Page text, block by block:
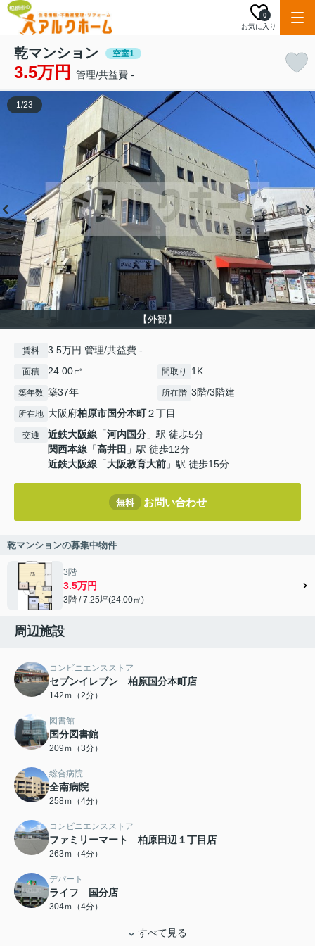
お気に入り
0
乾マンション 空室1
3.5万円 管理/共益費 -
【外観】
1/23
賃料 3.5万円 管理/共益費 -
面積 24.00㎡ 間取り 1K
築年数 築37年 所在階 3階/3階建
所在地 大阪府柏原市国分本町２丁目
交通 近鉄大阪線 「河内国分 」駅 徒歩5分
関西本線 「高井田 」駅 徒歩12分
近鉄大阪線 「大阪教育大前 」駅 徒歩15分
無料 お問い合わせ
乾マンションの募集中物件
3階
3.5万円
3階 / 7.25坪(24.00㎡)
周辺施設
コンビニエンスストア
セブンイレブン 柏原国分本町店
142ｍ（2分）
図書館
国分図書館
209ｍ（3分）
総合病院
全南病院
258ｍ（4分）
コンビニエンスストア
ファミリーマート 柏原田辺１丁目店
263ｍ（4分）
デパート
ライフ 国分店
304ｍ（4分）
すべて見る